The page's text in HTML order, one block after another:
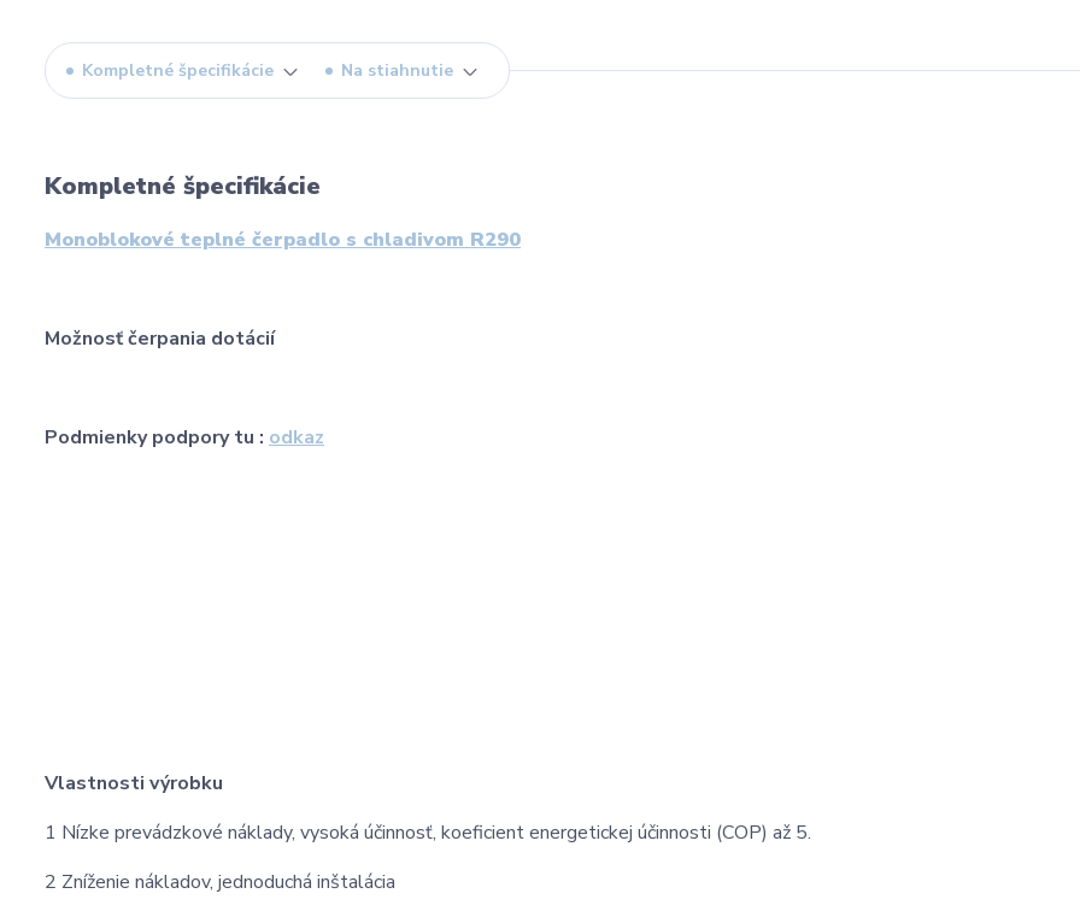
Kompletné špecifikácie Na stiahnutie
Kompletné špecifikácie
Monoblokové teplné čerpadlo s chladivom R290
Možnosť čerpania dotácií
Podmienky podpory tu : odkaz
Vlastnosti výrobku
1 Nízke prevádzkové náklady, vysoká účinnosť, koeficient energetickej účinnosti (COP) až 5.
2 Zníženie nákladov, jednoduchá inštalácia